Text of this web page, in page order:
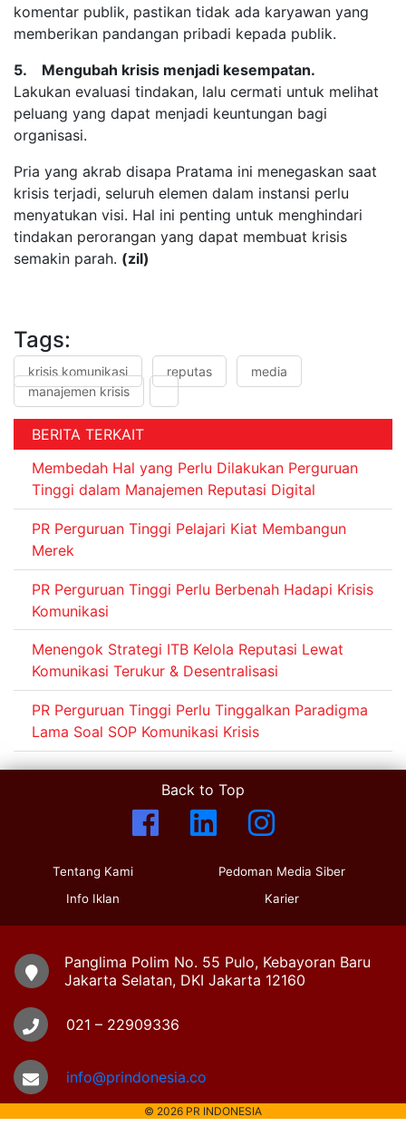
komentar publik, pastikan tidak ada karyawan yang
memberikan pandangan pribadi kepada publik.
5. Mengubah krisis menjadi kesempatan.
Lakukan evaluasi tindakan, lalu cermati untuk melihat
peluang yang dapat menjadi keuntungan bagi
organisasi.
Pria yang akrab disapa Pratama ini menegaskan saat
krisis terjadi, seluruh elemen dalam instansi perlu
menyatukan visi. Hal ini penting untuk menghindari
tindakan perorangan yang dapat membuat krisis
semakin parah. (zil)
Tags:
krisis komunikasi reputas
media
manajemen krisis
BERITA TERKAIT
Membedah Hal yang Perlu Dilakukan Perguruan
Tinggi dalam Manajemen Reputasi Digital
PR Perguruan Tinggi Pelajari Kiat Membangun
Merek
PR Perguruan Tinggi Perlu Berbenah Hadapi Krisis
Komunikasi
Menengok Strategi ITB Kelola Reputasi Lewat
Komunikasi Terukur & Desentralisasi
PR Perguruan Tinggi Perlu Tinggalkan Paradigma
Lama Soal SOP Komunikasi Krisis
Back to Top
Tentang Kami
Info Iklan
Pedoman Media Siber
Karier
Panglima Polim No. 55 Pulo, Kebayoran Baru
Jakarta Selatan, DKI Jakarta 12160
021 – 22909336
info@prindonesia.co
© 2026 PR INDONESIA